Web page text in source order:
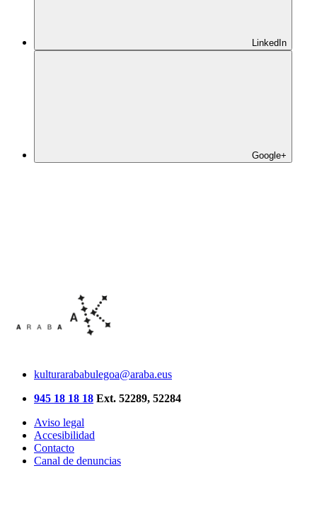
LinkedIn
Google+
kulturarababulegoa@araba.eus
945 18 18 18 Ext. 52289, 52284
Aviso legal
Accesibilidad
Contacto
Canal de denuncias